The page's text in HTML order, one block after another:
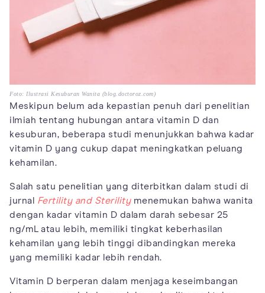
Foto: Ilustrasi Kesuburan Wanita (blog.doctoroz.com)
Meskipun belum ada kepastian penuh dari penelitian
ilmiah tentang hubungan antara vitamin D dan
kesuburan, beberapa studi menunjukkan bahwa kadar
vitamin D yang cukup dapat meningkatkan peluang
kehamilan.
Salah satu penelitian yang diterbitkan dalam studi di
jurnal Fertility and Sterilitymenemukan bahwa wanita
dengan kadar vitamin D dalam darah sebesar 25
ng/mL atau lebih, memiliki tingkat keberhasilan
kehamilan yang lebih tinggi dibandingkan mereka
yang memiliki kadar lebih rendah.
Vitamin D berperan dalam menjaga keseimbangan